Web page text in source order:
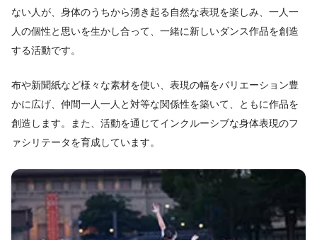
ない⼈が、⾝体のうちから湧き起る⾃然な表現を楽しみ、⼀⼈⼀
⼈の個性と思いを⽣かし合って、⼀緒に新しいダンス作品を創造
する活動です。
布や新聞紙など様々な素材を使い、表現の幅をバリエーション豊
かに広げ、仲間⼀⼈⼀⼈と対等な関係性を築いて、ともに作品を
創造します。また、活動を通じてインクルーシブな⾝体表現のフ
ァシリテータを育成しています。